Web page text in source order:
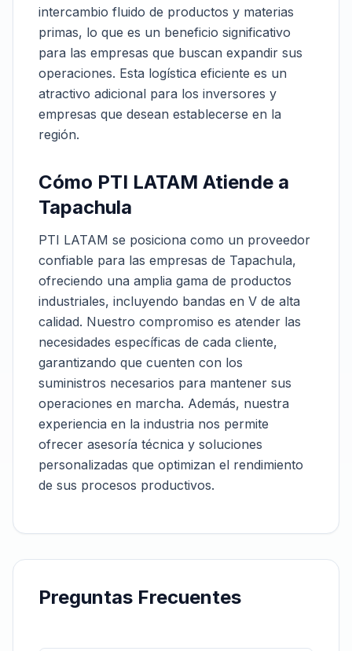
intercambio fluido de productos y materias
primas, lo que es un beneficio significativo
para las empresas que buscan expandir sus
operaciones. Esta logística eficiente es un
atractivo adicional para los inversores y
empresas que desean establecerse en la
región.
Cómo PTI LATAM Atiende a
Tapachula
PTI LATAM se posiciona como un proveedor
confiable para las empresas de Tapachula,
ofreciendo una amplia gama de productos
industriales, incluyendo bandas en V de alta
calidad. Nuestro compromiso es atender las
necesidades específicas de cada cliente,
garantizando que cuenten con los
suministros necesarios para mantener sus
operaciones en marcha. Además, nuestra
experiencia en la industria nos permite
ofrecer asesoría técnica y soluciones
personalizadas que optimizan el rendimiento
de sus procesos productivos.
Preguntas Frecuentes